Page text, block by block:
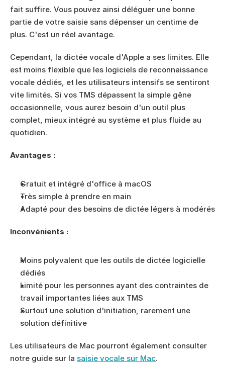
fait suffire. Vous pouvez ainsi déléguer une bonne
partie de votre saisie sans dépenser un centime de
plus. C'est un réel avantage.
Cependant, la dictée vocale d'Apple a ses limites. Elle
est moins flexible que les logiciels de reconnaissance
vocale dédiés, et les utilisateurs intensifs se sentiront
vite limités. Si vos TMS dépassent la simple gêne
occasionnelle, vous aurez besoin d'un outil plus
complet, mieux intégré au système et plus fluide au
quotidien.
Avantages :
Gratuit et intégré d'office à macOS
Très simple à prendre en main
Adapté pour des besoins de dictée légers à modérés
Inconvénients :
Moins polyvalent que les outils de dictée logicielle
dédiés
Limité pour les personnes ayant des contraintes de
travail importantes liées aux TMS
Surtout une solution d'initiation, rarement une
solution définitive
Les utilisateurs de Mac pourront également consulter
notre guide sur la saisie vocale sur Mac.